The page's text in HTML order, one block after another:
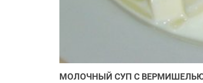
МОЛОЧНЫЙ СУП С